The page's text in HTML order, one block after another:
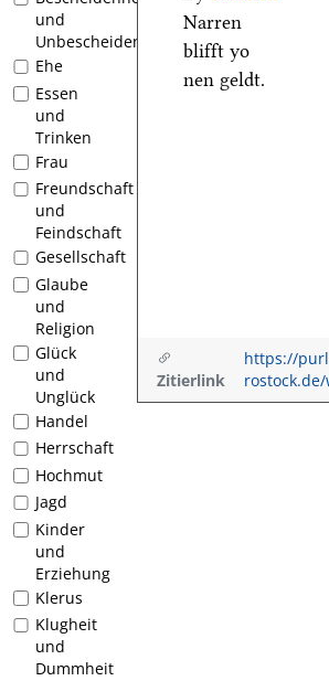
und
Unbescheidenheit
Ehe
Essen
und
Trinken
Frau
Freundschaft
und
Feindschaft
Gesellschaft
Glaube
und
Religion
Glück
und
Unglück
Handel
Herrschaft
Hochmut
Jagd
Kinder
und
Erziehung
Klerus
Klugheit
und
Dummheit
Narren
blifft yo
nen geldt.
Zitierlink
https://